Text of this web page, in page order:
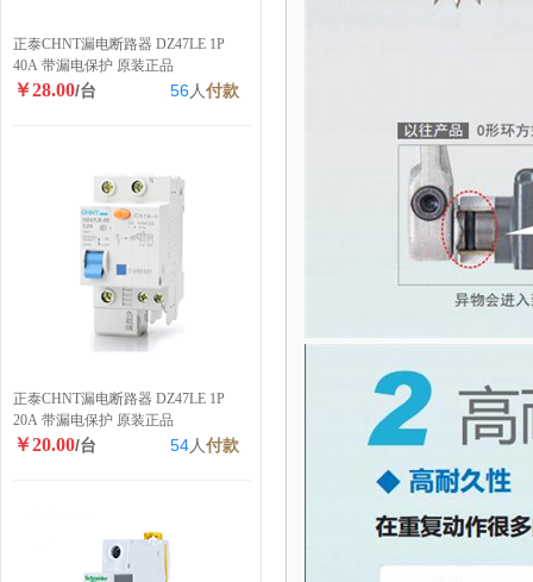
正泰CHNT漏电断路器 DZ47LE 1P
40A 带漏电保护 原装正品
￥28.00/台 56人付款
正泰CHNT漏电断路器 DZ47LE 1P
20A 带漏电保护 原装正品
￥20.00/台 54人付款